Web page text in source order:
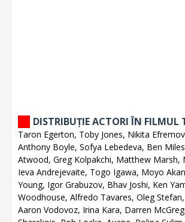
DISTRIBUȚIE ACTORI ÎN FILMUL
Taron Egerton, Toby Jones, Nikita
Anthony Boyle, Sofya Lebedeva, Ben
Atwood, Greg Kolpakchi, Matthew Marsh,
Ieva Andrejevaite, Togo Igawa, Moyo
Young, Igor Grabuzov, Bhav Joshi, Ken
Woodhouse, Alfredo Tavares, Oleg
Aaron Vodovoz, Irina Kara, Darren